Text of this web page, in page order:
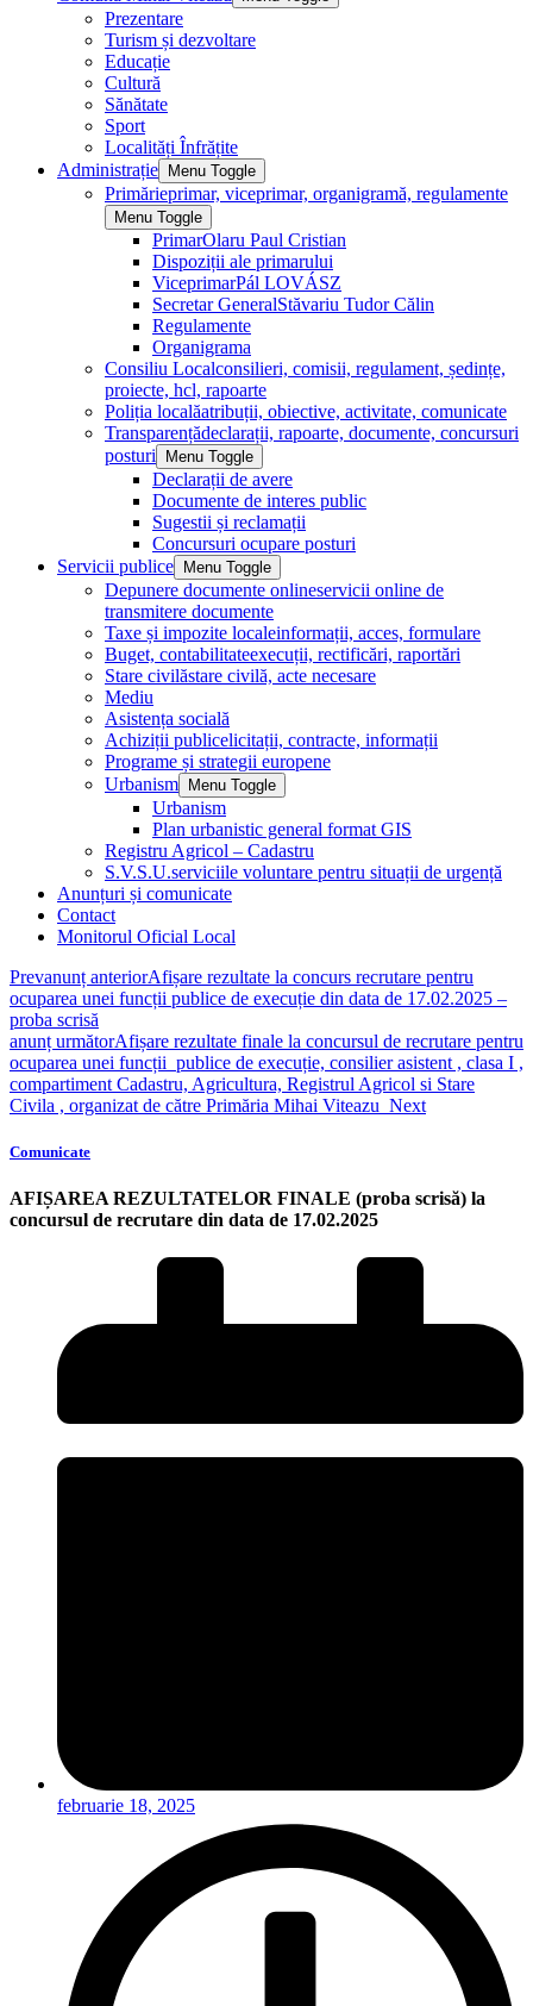
Prezentare
Turism și dezvoltare
Educație
Cultură
Sănătate
Sport
Localități Înfrățite
Administrație
Menu Toggle
Primărieprimar, viceprimar, organigramă, regulamente
Menu Toggle
PrimarOlaru Paul Cristian
Dispoziții ale primarului
ViceprimarPál LOVÁSZ
Secretar GeneralStăvariu Tudor Călin
Regulamente
Organigrama
Consiliu Localconsilieri, comisii, regulament, ședințe,
proiecte, hcl, rapoarte
Poliția localăatribuții, obiective, activitate, comunicate
Transparențădeclarații, rapoarte, documente, concursuri
posturi
Menu Toggle
Declarații de avere
Documente de interes public
Sugestii și reclamații
Concursuri ocupare posturi
Servicii publice
Menu Toggle
Depunere documente onlineservicii online de
transmitere documente
Taxe și impozite localeinformații, acces, formulare
Buget, contabilitateexecuții, rectificări, raportări
Stare civilăstare civilă, acte necesare
Mediu
Asistența socială
Achiziții publicelicitații, contracte, informații
Programe și strategii europene
Urbanism
Menu Toggle
Urbanism
Plan urbanistic general format GIS
Registru Agricol – Cadastru
S.V.S.U.serviciile voluntare pentru situații de urgență
Anunțuri și comunicate
Contact
Monitorul Oficial Local
Prevanunț anteriorAfișare rezultate la concurs recrutare pentru
ocuparea unei funcții publice de execuție din data de 17.02.2025 –
proba scrisă
anunț următorAfișare rezultate finale la concursul de recrutare pentru
ocuparea unei funcții publice de execuție, consilier asistent , clasa I ,
compartiment Cadastru, Agricultura, Registrul Agricol si Stare
Civila , organizat de către Primăria Mihai Viteazu Next
Comunicate
AFIȘAREA REZULTATELOR FINALE (proba scrisă) la
concursul de recrutare din data de 17.02.2025
februarie 18, 2025